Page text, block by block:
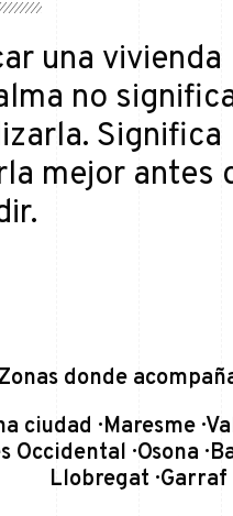
una vivienda
no
Significa
mejor antes
donde
ciudad · Maresme ·
Occidental · Osona ·
Llobregat · Garraf